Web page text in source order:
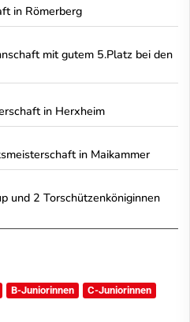
in Römerberg
mit gutem 5.Platz bei den
in Herxheim
in Maikammer
und 2 Torschützenköniginnen
B-Juniorinnen
C-Juniorinnen